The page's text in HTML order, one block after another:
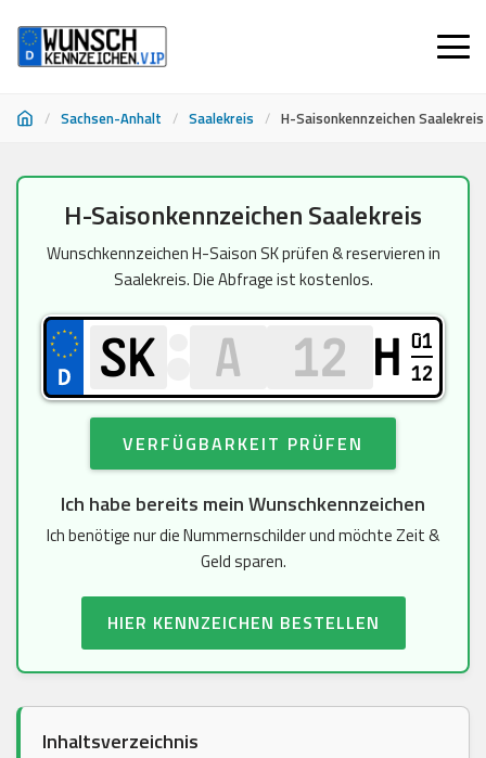
/ Sachsen-Anhalt / Saalekreis / H-Saisonkennzeichen Saalekreis
springen
H-Saisonkennzeichen Saalekreis
Wunschkennzeichen H-Saison SK prüfen & reservieren in
Saalekreis. Die Abfrage ist kostenlos.
H 01
12
VERFÜGBARKEIT PRÜFEN
Ich habe bereits mein Wunschkennzeichen
Ich benötige nur die Nummernschilder und möchte Zeit &
Geld sparen.
HIER KENNZEICHEN BESTELLEN
Inhaltsverzeichnis